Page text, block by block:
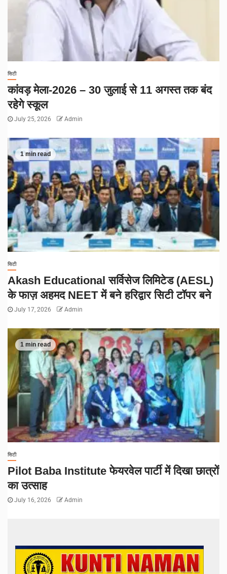
सिटी
कांवड़ मेला-2026 – 30 जुलाई से 11 अगस्त तक बंद
रहेगे स्कूल
July 25, 2026 Admin
1 min read
सिटी
Akash Educational सर्विसेज लिमिटेड (AESL)
के फाज़ अहमद NEET में बने हरिद्वार सिटी टॉपर बने
July 17, 2026 Admin
1 min read
सिटी
Pilot Baba Institute फेयरवेल पार्टी में दिखा छात्रों
का उत्साह
July 16, 2026 Admin